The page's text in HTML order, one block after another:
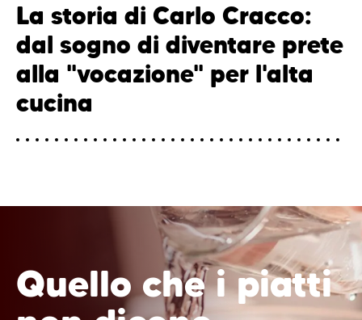
La storia di Carlo Cracco:
dal sogno di diventare prete
alla "vocazione" per l'alta
cucina
Quello che i piatti